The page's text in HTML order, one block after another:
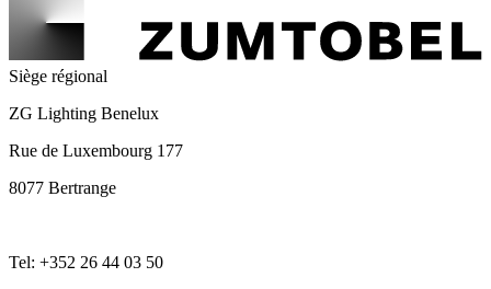
Siège régional
ZG Lighting Benelux
Rue de Luxembourg 177
8077 Bertrange
Tel: +352 26 44 03 50